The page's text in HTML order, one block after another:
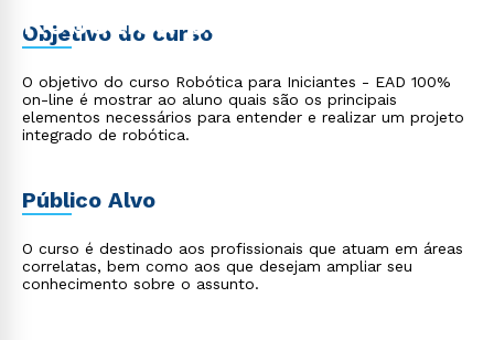
Robótica para Iniciantes
Objetivo do curso
O objetivo do curso Robótica para Iniciantes - EAD 100%
on-line é mostrar ao aluno quais são os principais
elementos necessários para entender e realizar um projeto
integrado de robótica.
Público Alvo
O curso é destinado aos profissionais que atuam em áreas
correlatas, bem como aos que desejam ampliar seu
conhecimento sobre o assunto.